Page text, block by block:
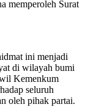
memperoleh Surat
ini menjadi
di wilayah bumi
Kemenkum
seluruh
oleh pihak partai.